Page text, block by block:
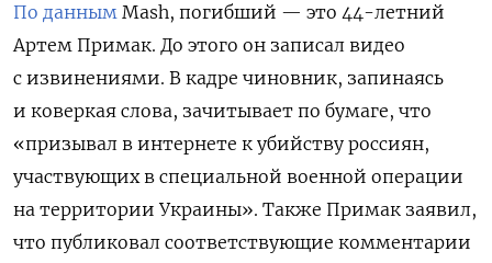
По данным Mash, погибший — это 44-летний
Артем Примак. До этого он записал видео
с извинениями. В кадре чиновник, запинаясь
и коверкая слова, зачитывает по бумаге, что
«призывал в интернете к убийству россиян,
участвующих в специальной военной операции
на территории Украины». Также Примак заявил,
что публиковал соответствующие комментарии